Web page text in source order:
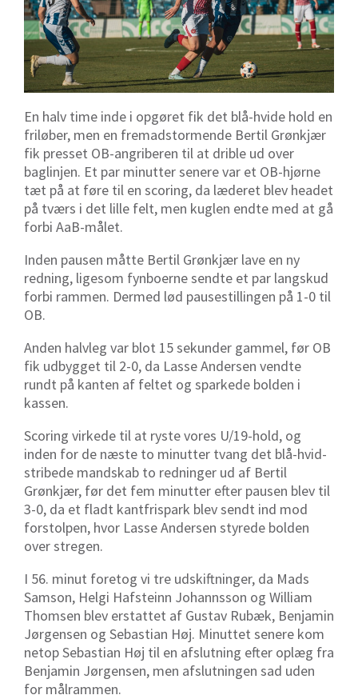
En halv time inde i opgøret fik det blå-hvide hold en
friløber, men en fremadstormende Bertil Grønkjær
fik presset OB-angriberen til at drible ud over
baglinjen. Et par minutter senere var et OB-hjørne
tæt på at føre til en scoring, da læderet blev headet
på tværs i det lille felt, men kuglen endte med at gå
forbi AaB-målet.
Inden pausen måtte Bertil Grønkjær lave en ny
redning, ligesom fynboerne sendte et par langskud
forbi rammen. Dermed lød pausestillingen på 1-0 til
OB.
Anden halvleg var blot 15 sekunder gammel, før OB
fik udbygget til 2-0, da Lasse Andersen vendte
rundt på kanten af feltet og sparkede bolden i
kassen.
Scoring virkede til at ryste vores U/19-hold, og
inden for de næste to minutter tvang det blå-hvid-
stribede mandskab to redninger ud af Bertil
Grønkjær, før det fem minutter efter pausen blev til
3-0, da et fladt kantfrispark blev sendt ind mod
forstolpen, hvor Lasse Andersen styrede bolden
over stregen.
I 56. minut foretog vi tre udskiftninger, da Mads
Samson, Helgi Hafsteinn Johannsson og William
Thomsen blev erstattet af Gustav Rubæk, Benjamin
Jørgensen og Sebastian Høj. Minuttet senere kom
netop Sebastian Høj til en afslutning efter oplæg fra
Benjamin Jørgensen, men afslutningen sad uden
for målrammen.